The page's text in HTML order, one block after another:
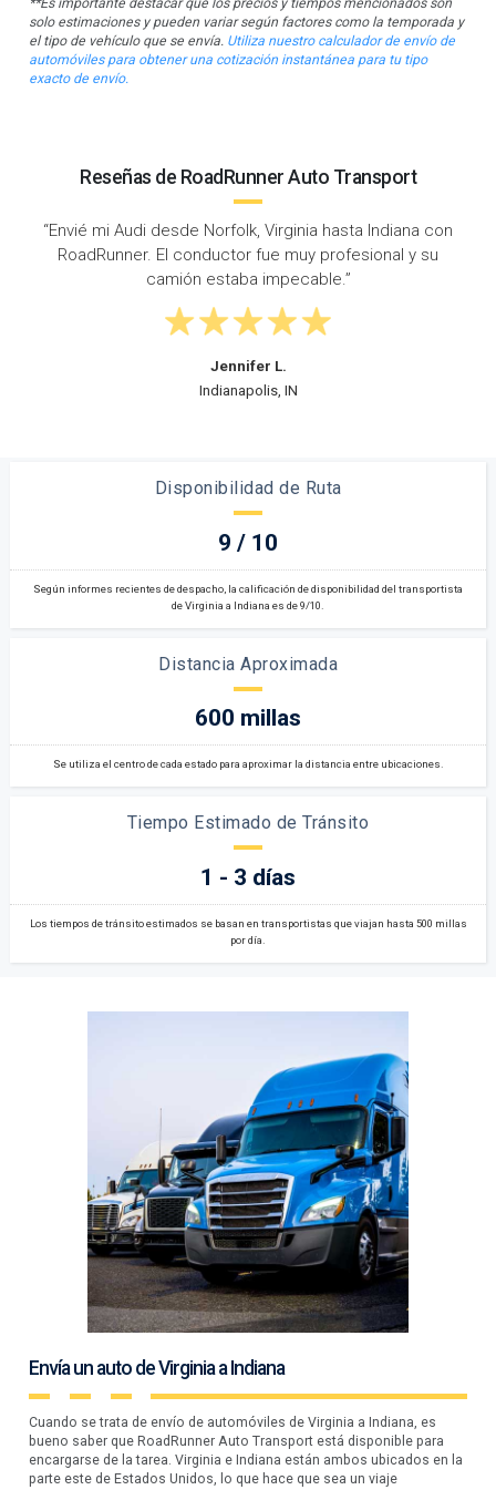
solo estimaciones y pueden variar según factores como la temporada y
el tipo de vehículo que se envía. Utiliza nuestro calculador de envío de
automóviles para obtener una cotización instantánea para tu tipo
exacto de envío.
Reseñas de RoadRunner Auto Transport
Indiana con
y su
“Organicé el transporte de un automóvil
hasta Indiana. El vehículo llegó a tiempo
excelente estado, excelente servicio de
Disponibilidad de Ruta
9 / 10
Según informes recientes de despacho, la calificación de disponibilidad del transportista
de Virginia a Indiana es de 9/10.
Distancia Aproximada
600 millas
Se utiliza el centro de cada estado para aproximar la distancia entre ubicaciones.
Tiempo Estimado de Tránsito
1 - 3 días
Los tiempos de tránsito estimados se basan en transportistas que viajan hasta 500 millas
por día.
Envía un auto de Virginia a Indiana
Cuando se trata de envío de automóviles de Virginia a Indiana, es
bueno saber que RoadRunner Auto Transport está disponible para
encargarse de la tarea. Virginia e Indiana están ambos ubicados en la
parte este de Estados Unidos, lo que hace que sea un viaje